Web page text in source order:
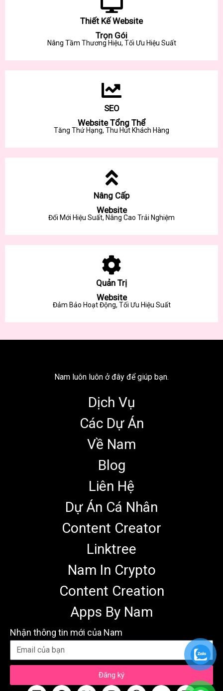
Thiết Kế Website
Trọn Gói
Nâng Tầm Thương Hiệu, Tối Ưu Hiệu Suất
SEO
Website Tổng Thể
Tăng Thứ Hạng, Thu Hút Khách Hàng
Nâng Cấp
Website
Đổi Mới Hiệu Suất, Nâng Cao Trải Nghiệm
Quản Trị
Website
Đảm Bảo Hoạt Động, Tối Ưu Hiệu Suất
Nam luôn luôn ở đây để giúp bạn.
Dịch Vụ
Các Dự Án
Về Nam
Blog
Liên Hệ
Dự Án Cá Nhân
Content Creator
Linktree
Nam In Crypto
Content Creation
Apps By Nam
Nhận thông tin mới của Nam
Đăng ký